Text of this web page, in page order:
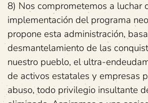
8) Nos comprometemos a luchar
implementación del programa
propone esta administración,
desmantelamiento de las
nuestro pueblo, el ultra-
de activos estatales y empresas
abuso, todo privilegio insultante